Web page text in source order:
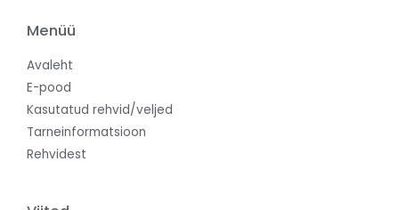
Menüü
Avaleht
E-pood
Kasutatud rehvid/veljed
Tarneinformatsioon
Rehvidest